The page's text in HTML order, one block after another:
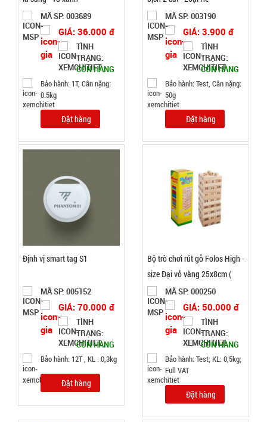
CÒN HÀNG
Bảo
Cân nặng :
0.3kg
Ấm siêu tốc
inox 1,8 Lít
( T24, full
vat )
GIÁ:
65.000 đ
TÌNH
TRẠNG:
CÒN HÀNG
BH; Cân
nặng: 1kg
MÃ SP: 003689
GIÁ: 36.000 đ
TÌNH
TRẠNG:
CÒN HÀNG
Bảo hành: 1T, Cân nặng:
0.5kg
Đặt hàng
MÃ SP: 003190
GIÁ: 3.900 đ
TÌNH
TRẠNG:
CÒN HÀNG
Bảo hành: Test, Cân nặng:
50g
Đặt hàng
Định vị smart tag S1
MÃ SP: 005152
GIÁ: 70.000 đ
TÌNH
TRẠNG:
CÒN HÀNG
Bảo hành: 12T , KL : 0,3kg
Đặt hàng
Bộ trò chơi rút gỗ Folos High -
size Đại vỏ vàng 25x8cm (
T50 )
MÃ SP: 000250
GIÁ: 50.000 đ
TÌNH
TRẠNG:
CÒN HÀNG
Bảo hành: Test; KL: 0,5kg;
Full VAT
Đặt hàng